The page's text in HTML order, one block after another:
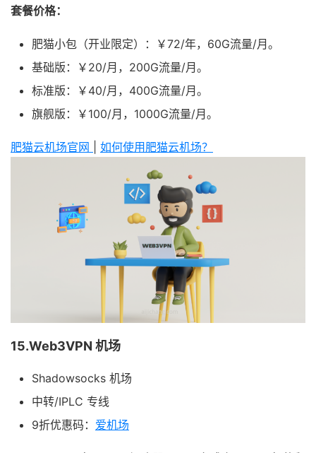
套餐价格：
肥猫小包（开业限定）：￥72/年，60G流量/月。
基础版：￥20/月，200G流量/月。
标准版：￥40/月，400G流量/月。
旗舰版：￥100/月，1000G流量/月。
肥猫云机场官网 如何使用肥猫云机场？
15.Web3VPN 机场
Shadowsocks 机场
中转/IPLC 专线
9折优惠码： 爱机场